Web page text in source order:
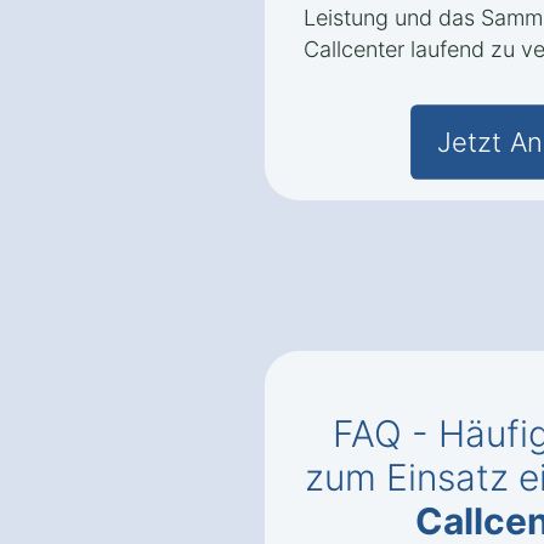
Leistung und das
Callcenter laufend zu
Jetzt
FAQ -
zum Einsatz